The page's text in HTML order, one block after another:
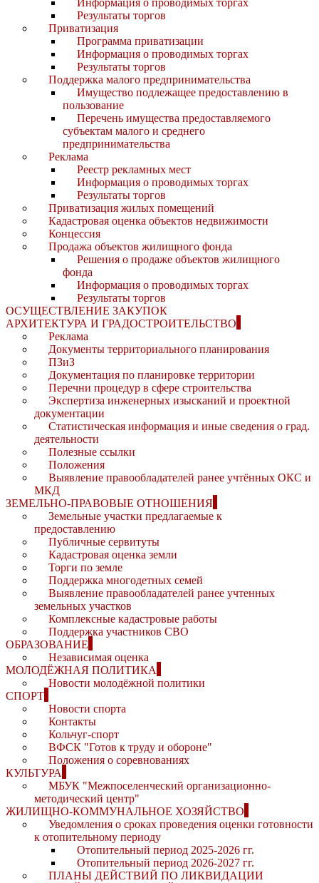
Информация о проводимых торгах
Результаты торгов
Приватизация
Программа приватизации
Информация о проводимых торгах
Результаты торгов
Поддержка малого предпринимательства
Имущество подлежащее предоставлению в
пользование
Перечень имущества предоставляемого
субъектам малого и среднего
предпринимательства
Реклама
Реестр рекламных мест
Информация о проводимых торгах
Результаты торгов
Приватизация жилых помещений
Кадастровая оценка объектов недвижимости
Концессия
Продажа объектов жилищного фонда
Решения о продаже объектов жилищного
фонда
Информация о проводимых торгах
Результаты торгов
ОСУЩЕСТВЛЕНИЕ ЗАКУПОК
АРХИТЕКТУРА И ГРАДОСТРОИТЕЛЬСТВО
Реклама
Документы территориального планирования
ПЗиЗ
Документация по планировке территории
Перечни процедур в сфере строительства
Экспертиза инженерных изысканий и проектной
документации
Статистическая информация и иные сведения о град.
деятельности
Полезные ссылки
Положения
Выявление правообладателей ранее учтённых ОКС и
МКД
ЗЕМЕЛЬНО-ПРАВОВЫЕ ОТНОШЕНИЯ
Земельные участки предлагаемые к
предоставлению
Публичные сервитуты
Кадастровая оценка земли
Торги по земле
Поддержка многодетных семей
Выявление правообладателей ранее учтенных
земельных участков
Комплексные кадастровые работы
Поддержка участников СВО
ОБРАЗОВАНИЕ
Независимая оценка
МОЛОДЁЖНАЯ ПОЛИТИКА
Новости молодёжной политики
СПОРТ
Новости спорта
Контакты
Кольчуг-спорт
ВФСК "Готов к труду и обороне"
Положения о соревнованиях
КУЛЬТУРА
МБУК "Межпоселенческий организационно-
методический центр"
ЖИЛИЩНО-КОММУНАЛЬНОЕ ХОЗЯЙСТВО
Уведомления о сроках проведения оценки готовности
к отопительному периоду
Отопительный период 2025-2026 гг.
Отопительный период 2026-2027 гг.
ПЛАНЫ ДЕЙСТВИЙ ПО ЛИКВИДАЦИИ